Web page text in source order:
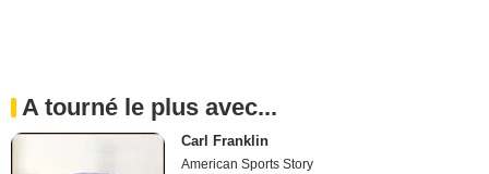
A tourné le plus avec...
Carl Franklin
American Sports Story